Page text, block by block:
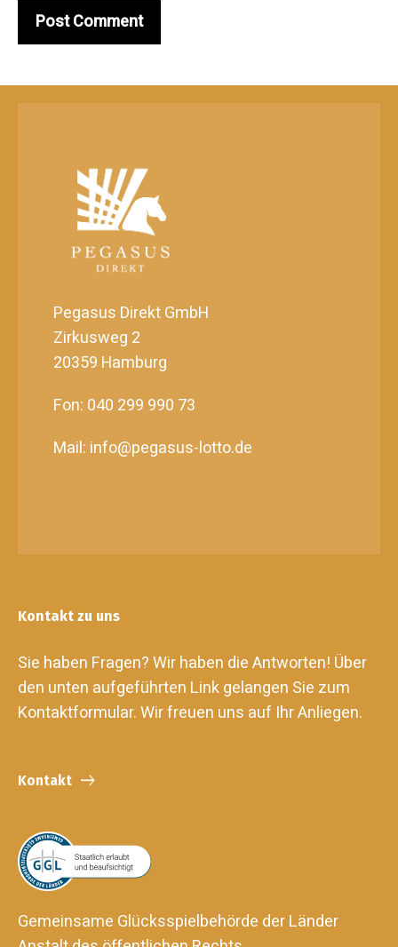
Pegasus Direkt GmbH
Zirkusweg 2
20359 Hamburg
Fon: 040 299 990 73
Mail: info@pegasus-lotto.de
Kontakt zu uns
Sie haben Fragen? Wir haben die Antworten! Über
den unten aufgeführten Link gelangen Sie zum
Kontaktformular. Wir freuen uns auf Ihr Anliegen.
Kontakt
Gemeinsame Glücksspielbehörde der Länder